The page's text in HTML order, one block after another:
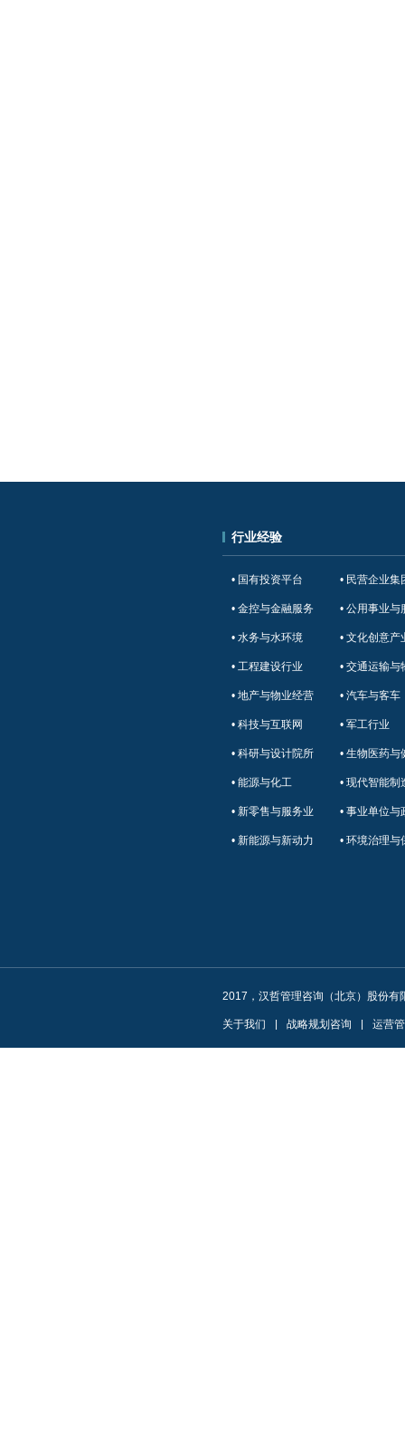
行业经验
• 国有投资平台 • 民营企业集
• 金控与金融服务 • 公用事业与
• 水务与水环境 • 文化创意产
• 工程建设行业 • 交通运输与
• 地产与物业经营 • 汽车与客车
• 科技与互联网 • 军工行业
• 科研与设计院所 • 生物医药与
• 能源与化工 • 现代智能制
• 新零售与服务业 • 事业单位与
• 新能源与新动力 • 环境治理与
2017，汉哲管理咨询（北京）股份有
关于我们 战略规划咨询 运营